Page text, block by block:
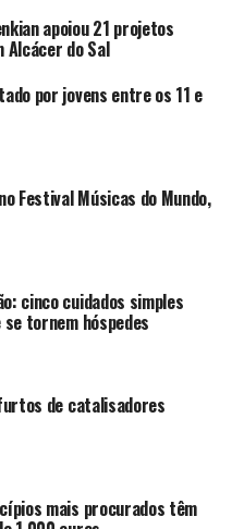
apoiou 21 projetos
Alcácer do Sal
por jovens entre os 11 e
Festival Músicas do Mundo,
cinco cuidados simples
tornem hóspedes
de catalisadores
mais procurados têm